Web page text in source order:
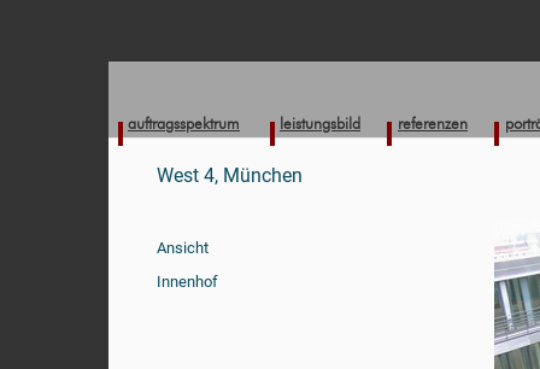
auftragsspektrum leistungsbild referenzen
West 4, München
Ansicht
Innenhof